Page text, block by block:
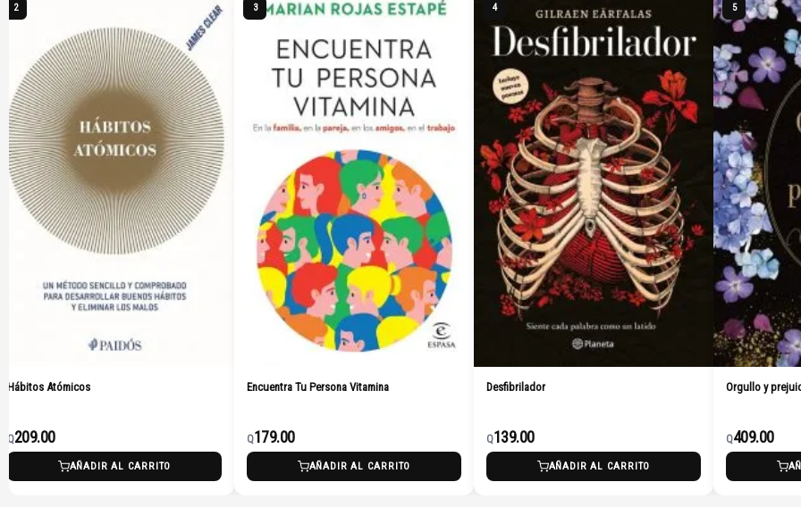
Atómicos
AÑADIR AL CARRITO
3
Encuentra Tu Persona Vitamina
179.00
AÑADIR AL CARRITO
Desfibrilador
139.00
AÑADIR AL CARRITO
Orgullo y prejuicio
409.00